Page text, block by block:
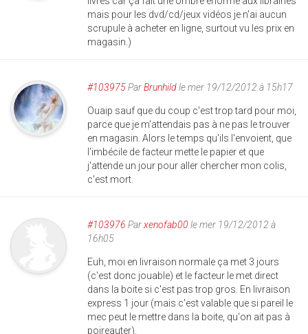
mais pour les dvd/cd/jeux vidéos je n'ai aucun
scrupule à acheter en ligne, surtout vu les prix en
magasin.)
#103975ParBrunhildle mer 19/12/2012 à 15h17
Ouaip sauf que du coup c'est trop tard pour moi,
parce que je m'attendais pas à ne pas le trouver
en magasin. Alors le temps qu'ils l'envoient, que
l'imbécile de facteur mette le papier et que
j'attende un jour pour aller chercher mon colis,
c'est mort.
#103976 Parxenofab00 le mer 19/12/2012 à
16h05
Euh, moi en livraison normale ça met 3 jours
(c'est donc jouable) et le facteur le met direct
dans la boite si c'est pas trop gros. En livraison
express 1 jour (mais c'est valable que si pareil le
mec peut le mettre dans la boite, qu'on ait pas à
poireauter).